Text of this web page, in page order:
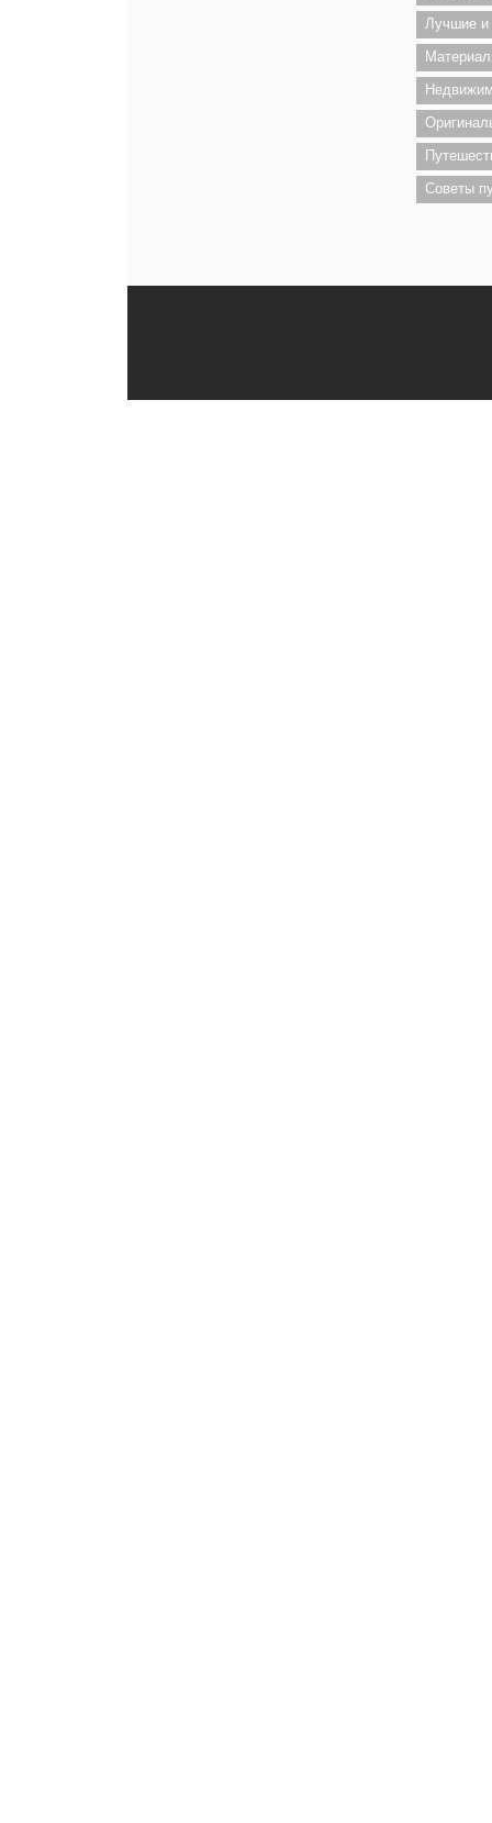
Лучшие и
Советы